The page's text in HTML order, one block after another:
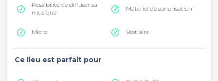
Possibilité de diffuser sa
musique
Matériel de sonorisation
Micro Vestiaire
Ce lieu est parfait pour